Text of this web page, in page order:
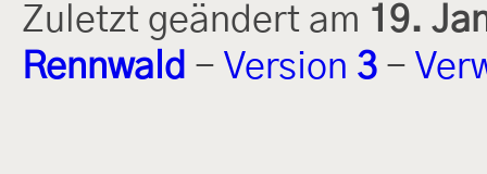
Zuletzt geändert am 19.
Rennwald - Version 3 -